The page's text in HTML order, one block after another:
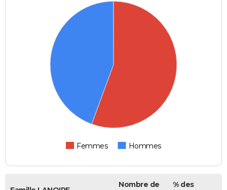
Femmes Hommes
Nombre de
% des